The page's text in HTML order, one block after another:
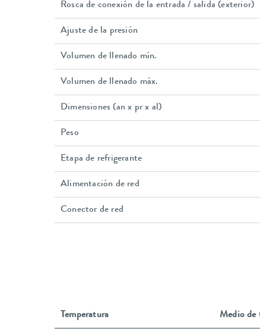
Rosca de conexión de la entrada / salida (exterior)
Ajuste de la presión
Volumen de llenado mín.
Volumen de llenado máx.
Dimensiones (an x pr x al)
Peso
Etapa de refrigerante
Alimentación de red
Conector de red
Temperatura Medio de